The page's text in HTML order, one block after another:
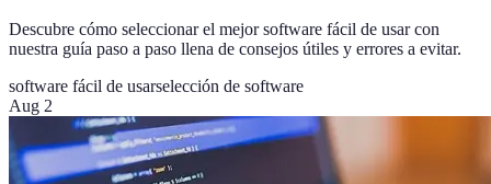
Descubre cómo seleccionar el mejor software fácil de usar con
nuestra guía paso a paso llena de consejos útiles y errores a evitar.
software fácil de usarselección de software
Aug 2